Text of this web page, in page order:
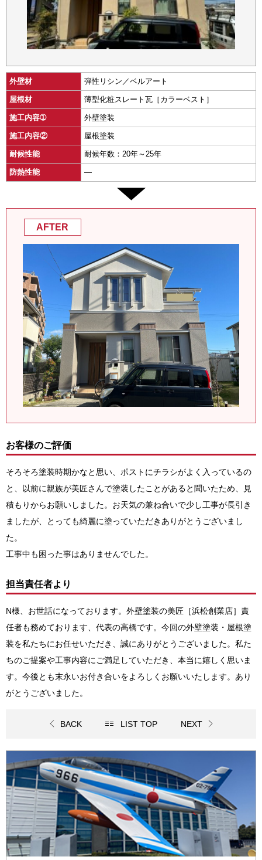
外壁材 弾性リシン／ベルアート
屋根材 薄型化粧スレート瓦［カラーベスト］
施工内容➀ 外壁塗装
施工内容② 屋根塗装
耐候性能 耐候年数：20年～25年
防熱性能 ―
AFTER
お客様のご評価
そろそろ塗装時期かなと思い、ポストにチラシがよく入っているの
と、以前に親族が美匠さんで塗装したことがあると聞いたため、見
積もりからお願いしました。お天気の兼ね合いで少し工事が長引き
ましたが、とっても綺麗に塗っていただきありがとうございまし
た。
工事中も困った事はありませんでした。
担当責任者より
N様、お世話になっております。外壁塗装の美匠［浜松創業店］ 責
任者も務めております、代表の高橋です。今回の外壁塗装・屋根塗
装を私たちにお任せいただき、誠にありがとうございました。私た
ちのご提案や工事内容にご満足していただき、本当に嬉しく思いま
す。今後とも末永いお付き合いをよろしくお願いいたします。あり
がとうございました。
BACK LIST TOP NEXT